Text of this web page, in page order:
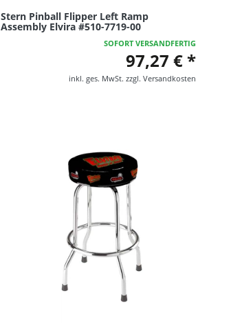
Stern Pinball Flipper Left Ramp
Assembly Elvira #510-7719-00
SOFORT VERSANDFERTIG
97,27 € *
inkl. ges. MwSt. zzgl. Versandkosten